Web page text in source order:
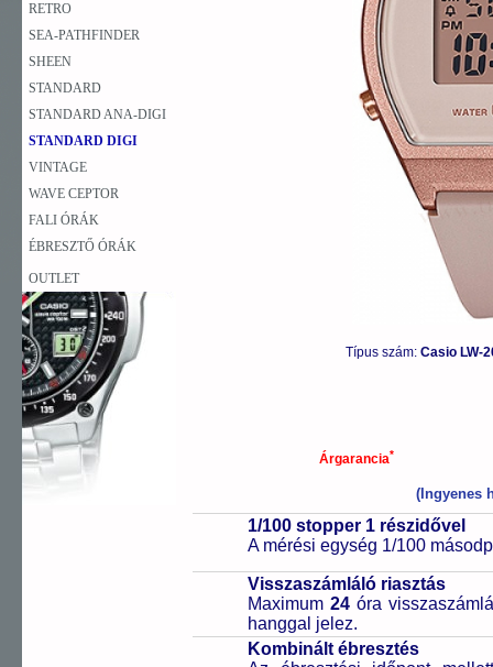
RETRO
SEA-PATHFINDER
SHEEN
STANDARD
STANDARD ANA-DIGI
STANDARD DIGI
VINTAGE
WAVE CEPTOR
FALI ÓRÁK
ÉBRESZTŐ ÓRÁK
OUTLET
Típus szám: Casio LW-
Árgarancia*
(Ingyenes
1/100 stopper 1 részidővel
A mérési egység 1/100
Visszaszámláló riasztás
Maximum24 óra
hanggal jelez.
Kombinált ébresztés